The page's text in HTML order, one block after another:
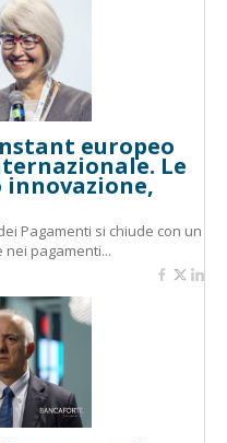
europeo
Le
innovazione,
Pagamenti si chiude con un
nei pagamenti...